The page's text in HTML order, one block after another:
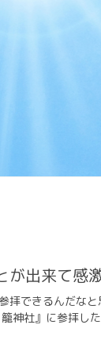
が出来て感
拝できるんだな
神社』に参拝し